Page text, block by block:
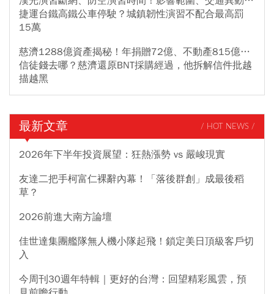
捷運台鐵高鐵公車停駛？城鎮韌性演習不配合最高罰
15萬
慈濟1288億資產揭秘！年捐贈72億、不動產815億…
信徒錢去哪？慈濟還原BNT採購經過，他拆解信件批越
描越黑
最新文章 / HOT NEWS /
2026年下半年投資展望：狂熱漲勢 vs 嚴峻現實
友達二把手柯富仁裸辭內幕！「落後群創」成最後稻
草？
2026前進大南方論壇
佳世達集團艦隊無人機小隊起飛！鎖定美日頂級客戶切
入
今周刊30週年特輯｜更好的台灣：回望精彩風雲，預